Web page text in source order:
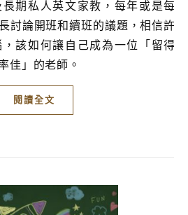
討論開班和續班的議題，相信許
該如何讓自己成為一位「留得
佳」的老師。
閱讀全文